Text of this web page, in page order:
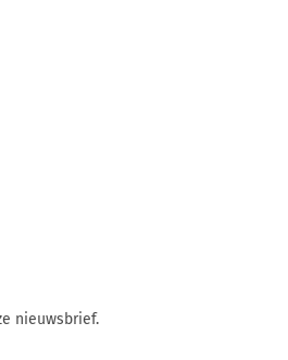
nieuwsbrief.